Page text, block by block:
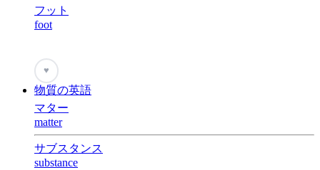
フット
foot
♥
物質の英語
マター
matter
サブスタンス
substance